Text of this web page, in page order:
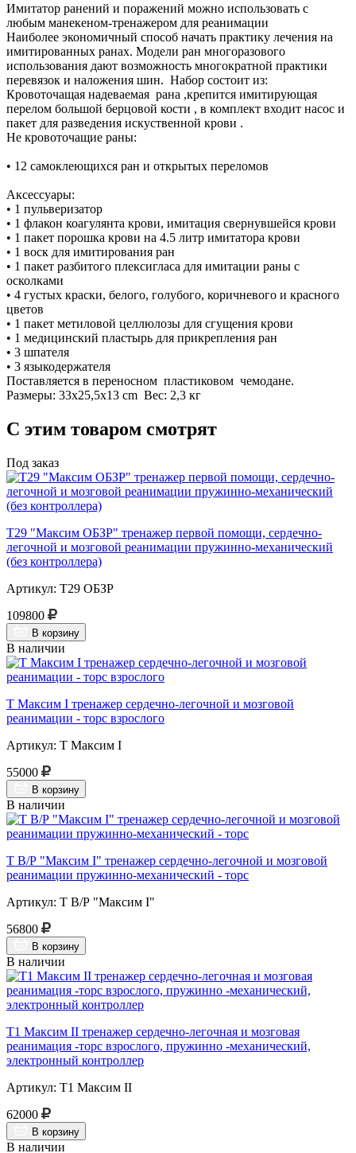
Имитатор ранений и поражений можно использовать с
любым манекеном-тренажером для реанимации
Наиболее экономичный способ начать практику лечения на
имитированных ранах. Модели ран многоразового
использования дают возможность многократной практики
перевязок и наложения шин. Набор состоит из:
Кровоточащая надеваемая рана ,крепится имитирующая
перелом большой берцовой кости , в комплект входит насос и
пакет для разведения искуственной крови .
Не кровоточащие раны:
• 12 самоклеющихся ран и открытых переломов
Аксессуары:
• 1 пульверизатор
• 1 флакон коагулянта крови, имитация свернувшейся крови
• 1 пакет порошка крови на 4.5 литр имитатора крови
• 1 воск для имитирования ран
• 1 пакет разбитого плексигласа для имитации раны с
осколками
• 4 густых краски, белого, голубого, коричневого и красного
цветов
• 1 пакет метиловой целлюлозы для сгущения крови
• 1 медицинский пластырь для прикрепления ран
• 3 шпателя
• 3 языкодержателя
Поставляется в переносном пластиковом чемодане.
Размеры: 33x25,5x13 cm Вес: 2,3 кг
С этим товаром смотрят
Под заказ
Т29 "Максим ОБЗР" тренажер первой помощи, сердечно-
легочной и мозговой реанимации пружинно-механический
(без контроллера)
Артикул: Т29 ОБЗР
109800
В корзину
В наличии
Т Максим I тренажер сердечно-легочной и мозговой
реанимации - торс взрослого
Артикул: Т Максим I
55000
В корзину
В наличии
Т В/Р "Максим I" тренажер сердечно-легочной и мозговой
реанимации пружинно-механический - торс
Артикул: Т В/Р "Максим I"
56800
В корзину
В наличии
Т1 Максим II тренажер сердечно-легочная и мозговая
реанимация -торс взрослого, пружинно -механический,
электронный контроллер
Артикул: Т1 Максим II
62000
В корзину
В наличии